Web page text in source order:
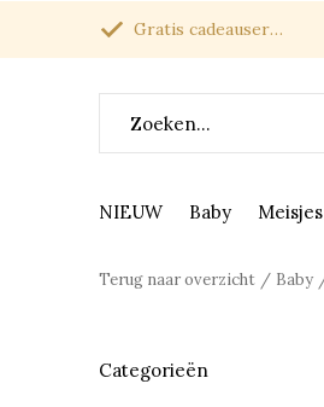
NIEUW Baby Meisjes
Gratis cadeauservice
Terug naar overzicht Baby
Categorieën